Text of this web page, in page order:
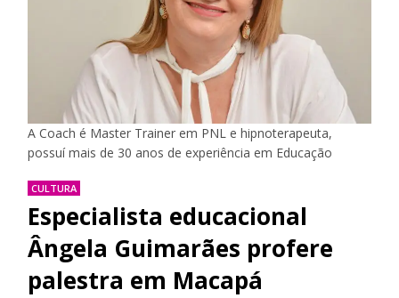
A Coach é Master Trainer em PNL e hipnoterapeuta,
possuí mais de 30 anos de experiência em Educação
CULTURA
Especialista educacional
Ângela Guimarães profere
palestra em Macapá